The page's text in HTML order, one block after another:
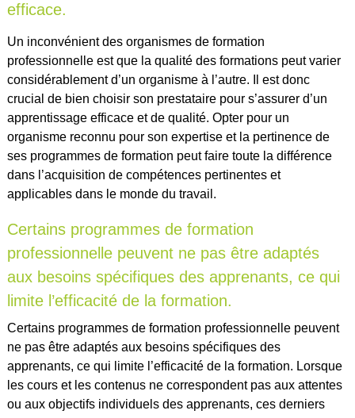
efficace.
Un inconvénient des organismes de formation
professionnelle est que la qualité des formations peut varier
considérablement d’un organisme à l’autre. Il est donc
crucial de bien choisir son prestataire pour s’assurer d’un
apprentissage efficace et de qualité. Opter pour un
organisme reconnu pour son expertise et la pertinence de
ses programmes de formation peut faire toute la différence
dans l’acquisition de compétences pertinentes et
applicables dans le monde du travail.
Certains programmes de formation
professionnelle peuvent ne pas être adaptés
aux besoins spécifiques des apprenants, ce qui
limite l’efficacité de la formation.
Certains programmes de formation professionnelle peuvent
ne pas être adaptés aux besoins spécifiques des
apprenants, ce qui limite l’efficacité de la formation. Lorsque
les cours et les contenus ne correspondent pas aux attentes
ou aux objectifs individuels des apprenants, ces derniers